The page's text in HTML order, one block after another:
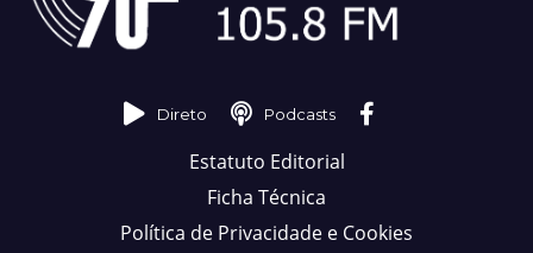
Direto Podcasts
Estatuto Editorial
Ficha Técnica
Política de Privacidade e Cookies